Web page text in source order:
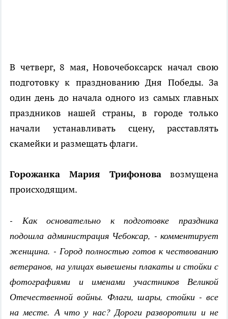
В четверг, 8 мая, Новочебоксарск начал свою
подготовку к празднованию Дня Победы. За
один день до начала одного из самых главных
праздников нашей страны, в городе только
начали устанавливать сцену, расставлять
скамейки и размещать флаги.
Горожанка Мария Трифонова возмущена
происходящим.
- Как основательно к подготовке праздника
подошла администрация Чебоксар, - комментирует
женщина. - Город полностью готов к чествованию
ветеранов, на улицах вывешены плакаты и стойки с
фотографиями и именами участников Великой
Отечественной войны. Флаги, шары, стойки - все
на месте. А что у нас? Дороги разворотили и не